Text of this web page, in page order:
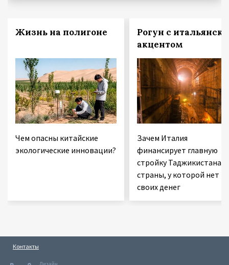
Жизнь на полигоне
Чем опасны китайские
экологические инновации?
Рогун с
акцентом
Зачем Италия
финансирует главную
стройку Таджикистана —
страны, у которой нет
своих денег
Контакты
Дизайн